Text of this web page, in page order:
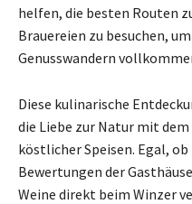
helfen, die besten Routen
Brauereien zu besuchen,
Genusswandern
Diese kulinarische
die Liebe zur Natur mit dem
köstlicher Speisen. Egal,
Bewertungen der
Weine direkt beim Winzer